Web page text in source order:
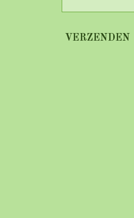
VERZENDEN